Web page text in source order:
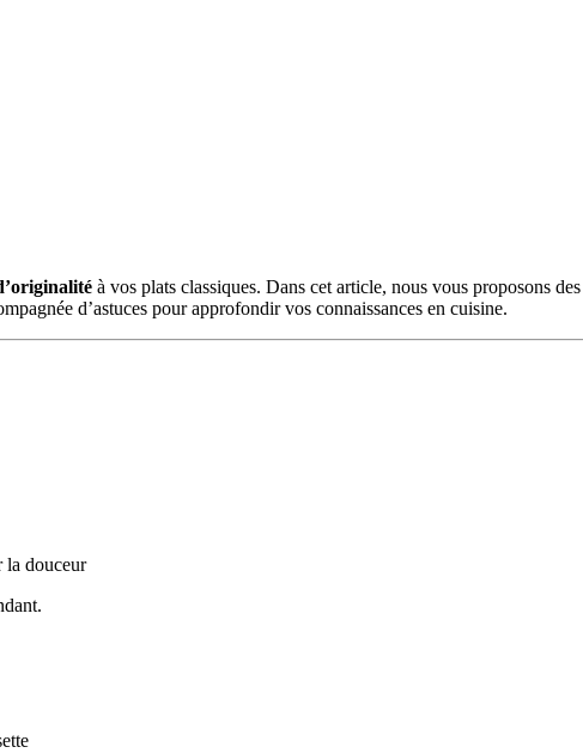
à vos plats classiques. Dans cet article, nous vous proposons des
d’astuces pour approfondir vos connaissances en cuisine.
la douceur